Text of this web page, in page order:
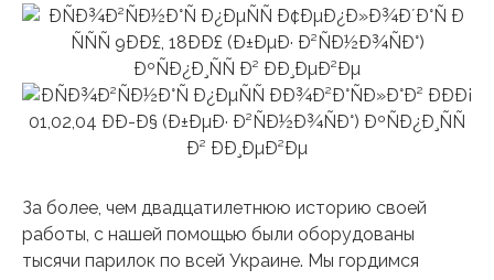
За более, чем двадцатилетнюю историю своей
работы, с нашей помощью были оборудованы
тысячи парилок по всей Украине. Мы гордимся